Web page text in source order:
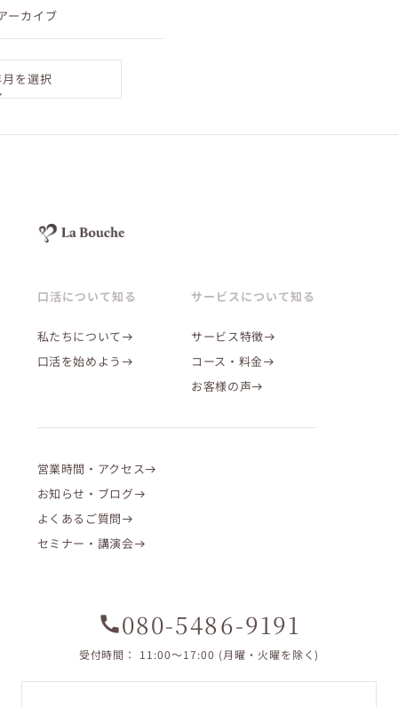
12月8日(日)
11:00 – 12:00
ーカイブ
を選択
口活について知る
私たちについて
口活を始めよう
サービスについて知る
サービス特徴
コース・料金
お客様の声
営業時間・アクセス
お知らせ・ブログ
よくあるご質問
セミナー・講演会
call080-5486-9191
受付時間： 11:00〜17:00 (月曜・火曜を除く)